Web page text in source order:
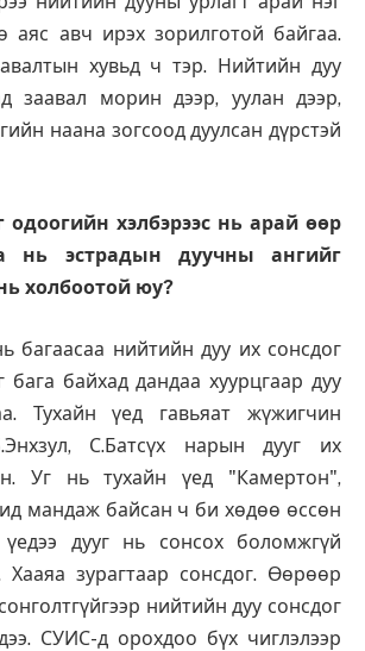
аяс авч ирэх зорилготой байгаа.
хувьд ч тэр. Нийтийн дуу
заавал морин дээр, уулан дээр,
наана зогсоод дуулсан дүрстэй
одоогийн хэлбэрээс нь арай өөр
нь эстрадын дуучны ангийг
холбоотой юу?
багаасаа нийтийн дуу их сонсдог
бага байхад дандаа хуурцгаар дуу
Тухайн үед гавьяат жүжигчин
С.Батсүх нарын дууг их
Уг нь тухайн үед "Камертон",
мандаж байсан ч би хөдөө өссөн
үедээ дууг нь сонсох боломжгүй
Хааяа зурагтаар сонсдог. Өөрөөр
нийтийн дуу сонсдог
СУИС-д орохдоо бүх чиглэлээр